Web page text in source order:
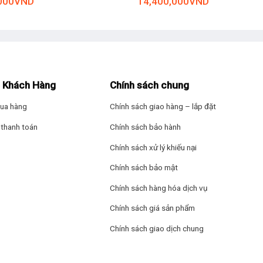
cả đều không cần PC.
dung khác nhau thông qua các ứng dụng như Netflix, Prime
phá các ứng dụng như Thể thao, Trò chơi và LG Fitness, đồng
Smart Monitor. Truy cập trò chơi trên đám mây trực tiếp từ Trang
Hàng
hàng
toán
Chính sách chung
Chính sách giao hàng – lắp đặt
Chính sách bảo hành
Chính sách xử lý khiếu nại
Chính sách bảo mật
Chính sách hàng hóa dịch vụ
Chính sách giá sản phẩm
Chính sách giao dịch chung